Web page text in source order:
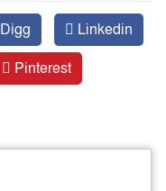
Digg
Linkedin
Pinterest